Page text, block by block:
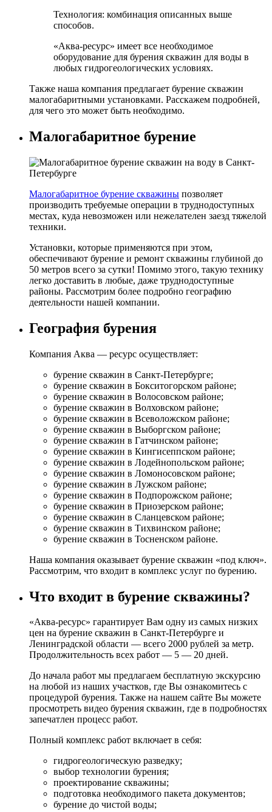
Технология: комбинация описанных выше
способов.
«Аква-ресурс» имеет все необходимое
оборудование для бурения скважин для воды в
любых гидрогеологических условиях.
Также наша компания предлагает бурение скважин
малогабаритными установками. Расскажем подробней,
для чего это может быть необходимо.
Малогабаритное бурение
Малогабаритное бурение скважины позволяет
производить требуемые операции в труднодоступных
местах, куда невозможен или нежелателен заезд тяжелой
техники.
Установки, которые применяются при этом,
обеспечивают бурение и ремонт скважины глубиной до
50 метров всего за сутки! Помимо этого, такую технику
легко доставить в любые, даже труднодоступные
районы. Рассмотрим более подробно географию
деятельности нашей компании.
География бурения
Компания Аква — ресурс осуществляет:
бурение скважин в Санкт-Петербурге;
бурение скважин в Бокситогорском районе;
бурение скважин в Волосовском районе;
бурение скважин в Волховском районе;
бурение скважин в Всеволожском районе;
бурение скважин в Выборгском районе;
бурение скважин в Гатчинском районе;
бурение скважин в Кингисеппском районе;
бурение скважин в Лодейнопольском районе;
бурение скважин в Ломоносовском районе;
бурение скважин в Лужском районе;
бурение скважин в Подпорожском районе;
бурение скважин в Приозерском районе;
бурение скважин в Сланцевском районе;
бурение скважин в Тихвинском районе;
бурение скважин в Тосненском районе.
Наша компания оказывает бурение скважин «под ключ».
Рассмотрим, что входит в комплекс услуг по бурению.
Что входит в бурение скважины?
«Аква-ресурс» гарантирует Вам одну из самых низких
цен на бурение скважин в Санкт-Петербурге и
Ленинградской области — всего 2000 рублей за метр.
Продолжительность всех работ — 5 — 20 дней.
До начала работ мы предлагаем бесплатную экскурсию
на любой из наших участков, где Вы ознакомитесь с
процедурой бурения. Также на нашем сайте Вы можете
просмотреть видео бурения скважин, где в подробностях
запечатлен процесс работ.
Полный комплекс работ включает в себя:
гидрогеологическую разведку;
выбор технологии бурения;
проектирование скважины;
подготовка необходимого пакета документов;
бурение до чистой воды;